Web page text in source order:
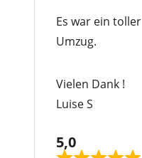
Es war ein toller
Umzug.
Vielen Dank !
Luise S
5,0